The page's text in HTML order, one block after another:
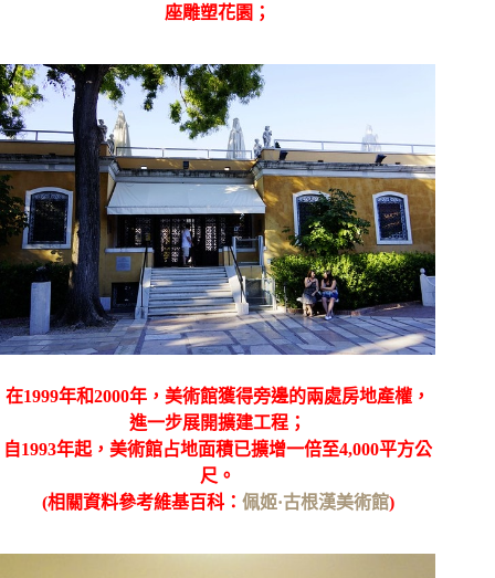
座雕塑花園；
在1999年和2000年，美術館獲得旁邊的兩處房地產權，
進一步展開擴建工程；
自1993年起，美術館占地面積已擴增一倍至4,000平方公
尺。
(相關資料參考維基百科： 佩姬·古根漢美術館)